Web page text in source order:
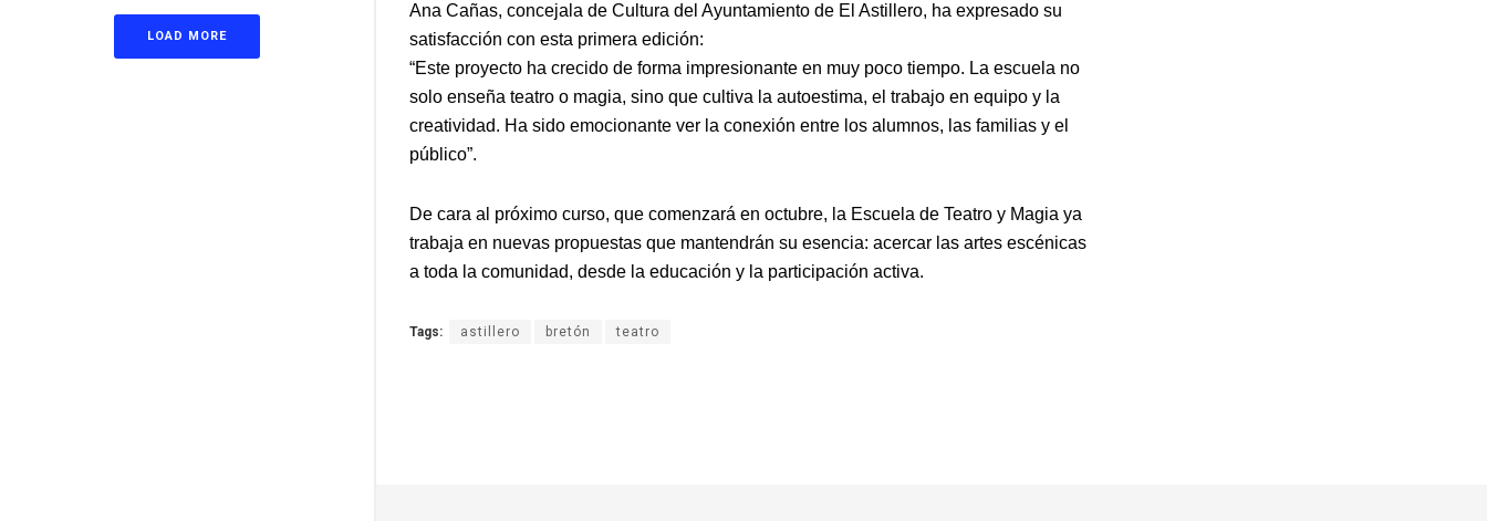
LOAD MORE
Ana Cañas, concejala de Cultura del Ayuntamiento de El Astillero, ha expresado su
satisfacción con esta primera edición:
“Este proyecto ha crecido de forma impresionante en muy poco tiempo. La escuela no
solo enseña teatro o magia, sino que cultiva la autoestima, el trabajo en equipo y la
creatividad. Ha sido emocionante ver la conexión entre los alumnos, las familias y el
público”.
De cara al próximo curso, que comenzará en octubre, la Escuela de Teatro y Magia ya
trabaja en nuevas propuestas que mantendrán su esencia: acercar las artes escénicas
a toda la comunidad, desde la educación y la participación activa.
Tags: astillero bretón teatro